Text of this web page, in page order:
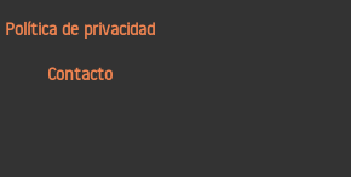
Política de privacidad
Contacto